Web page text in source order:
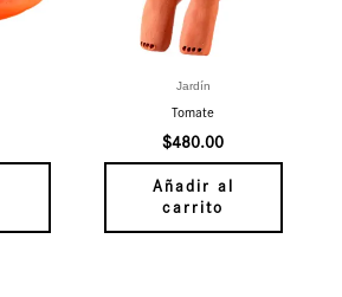
Jardín
Tomate
$480.00
Añadir al
carrito